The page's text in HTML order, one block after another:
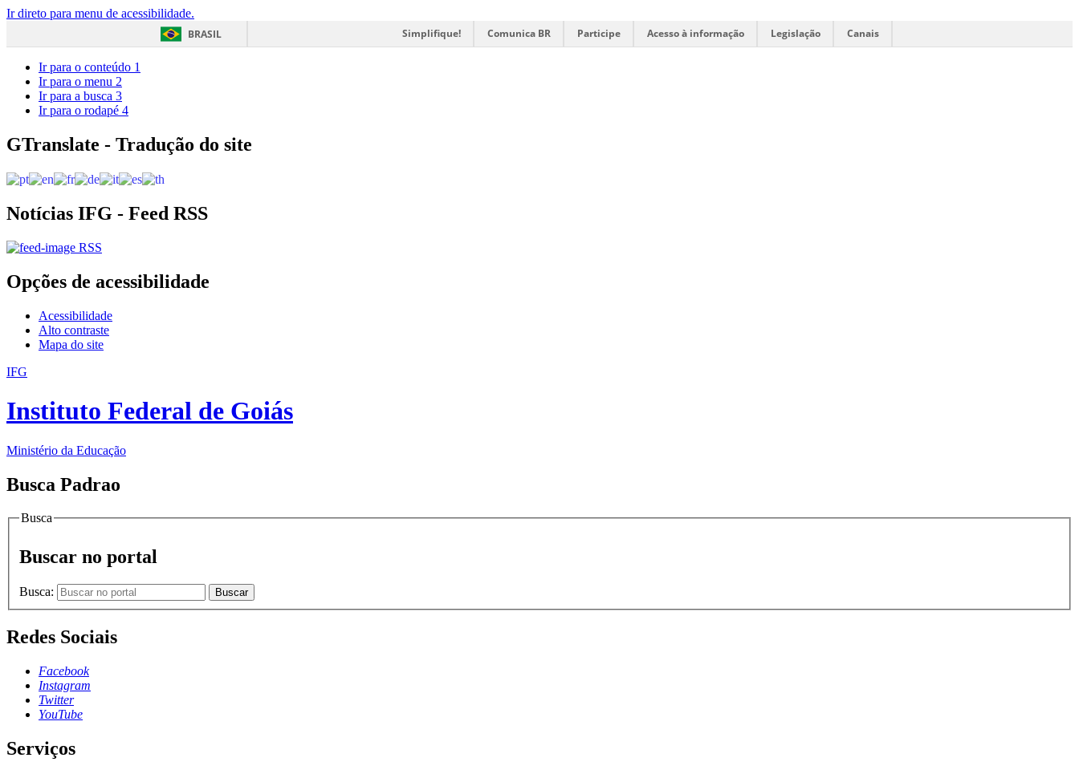
Ir direto para menu de acessibilidade.
BRASIL
Simplifique! Comunica BR Participe Acesso à informação Legislação Canais
Ir para o conteúdo 1
Ir para o menu 2
Ir para a busca 3
Ir para o rodapé 4
GTranslate - Tradução do site
Notícias IFG - Feed RSS
RSS
Opções de acessibilidade
Acessibilidade
Alto contraste
Mapa do site
IFG
Instituto Federal de Goiás
Ministério da Educação
Busca Padrao
Busca
Buscar no portal
Busca: Buscar
Redes Sociais
Facebook
Instagram
Twitter
YouTube
Serviços